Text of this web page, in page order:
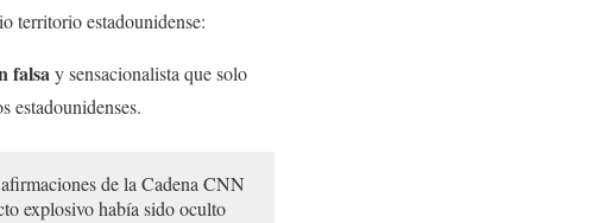
territorio estadounidense:
falsay sensacionalista que solo
estadounidenses.
de la Cadena CNN
explosivo había sido oculto